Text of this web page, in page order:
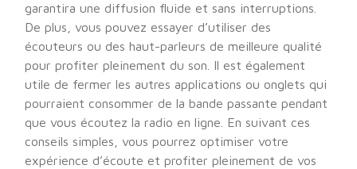
garantira une diffusion fluide et sans interruptions.
De plus, vous pouvez essayer d’utiliser des
écouteurs ou des haut-parleurs de meilleure qualité
pour profiter pleinement du son. Il est également
utile de fermer les autres applications ou onglets qui
pourraient consommer de la bande passante pendant
que vous écoutez la radio en ligne. En suivant ces
conseils simples, vous pourrez optimiser votre
expérience d’écoute et profiter pleinement de vos